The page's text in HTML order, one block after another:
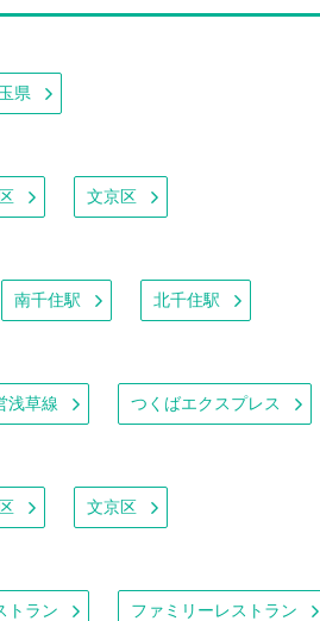
県
文京区
南千住駅 北千住駅
浅草線 つくばエクスプレス
文京区
トラン ファミリーレストラン